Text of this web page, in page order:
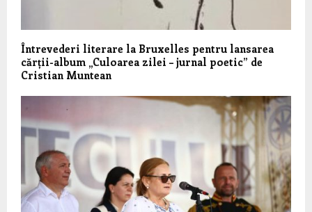
Întrevederi literare la Bruxelles pentru lansarea
cărții-album „Culoarea zilei – jurnal poetic” de
Cristian Muntean